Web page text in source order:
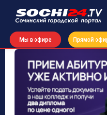
Мы в эфире Прямой